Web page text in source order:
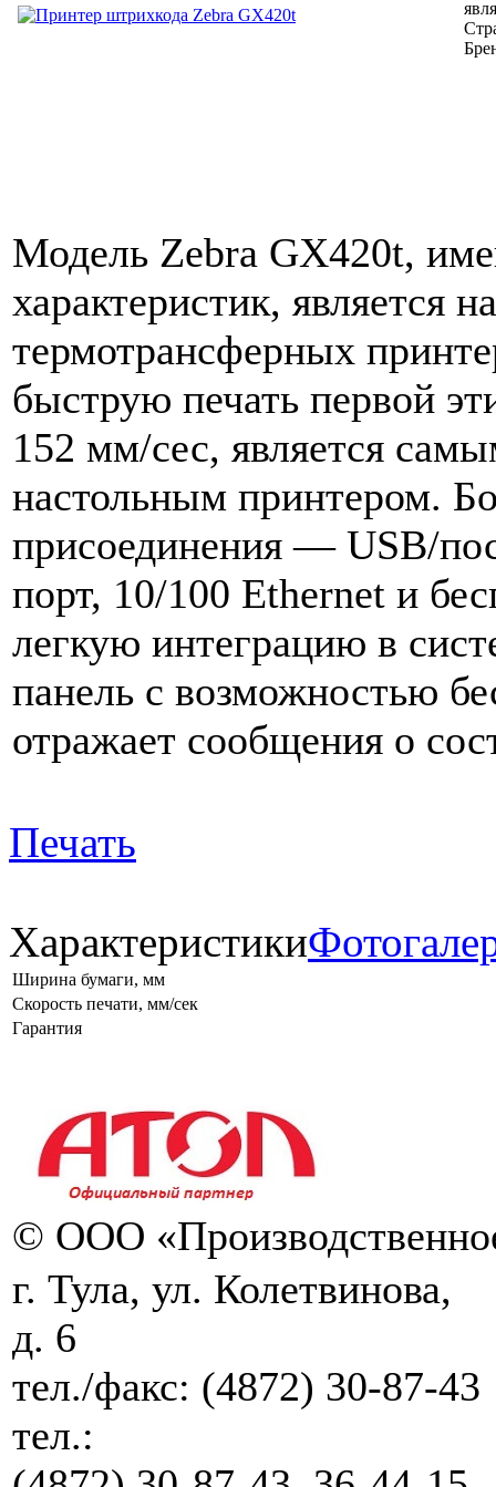
Модель Zebra GX420t,
характеристик, является
термотрансферных
быструю печать первой
152 мм/сес, является
настольным принтером.
присоединения — USB/
порт, 10/100 Ethernet и
легкую интеграцию в
панель с возможностью
отражает сообщения о
Печать
Характеристики
Ширина бумаги, мм
Скорость печати, мм/сек
Гарантия
© ООО
г. Тула, ул. Колетвинова,
д. 6
тел./факс: (4872) 30-87-43
тел.: